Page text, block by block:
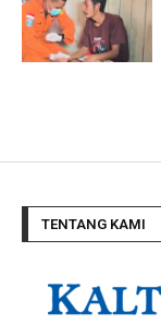
TENTANG KAMI